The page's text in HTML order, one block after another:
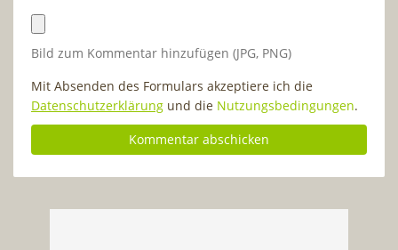
Bild zum Kommentar hinzufügen (JPG, PNG)
Mit Absenden des Formulars akzeptiere ich die
Datenschutzerklärung und die Nutzungsbedingungen.